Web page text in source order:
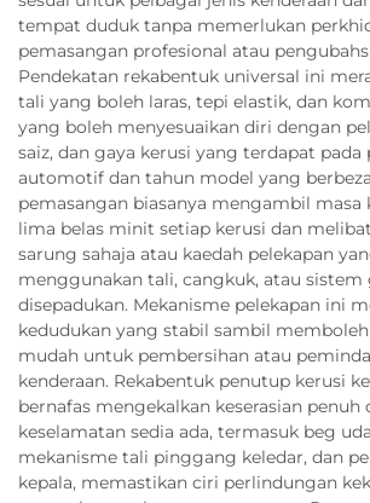
tempat duduk tanpa memerlukan
pemasangan profesional atau
Pendekatan rekabentuk universal ini
tali yang boleh laras, tepi elastik, dan
yang boleh menyesuaikan diri dengan
saiz, dan gaya kerusi yang terdapat pada
automotif dan tahun model yang
pemasangan biasanya mengambil masa
lima belas minit setiap kerusi dan
sarung sahaja atau kaedah pelekapan
menggunakan tali, cangkuk, atau sistem
disepadukan. Mekanisme pelekapan ini
kedudukan yang stabil sambil
mudah untuk pembersihan atau
kenderaan. Rekabentuk penutup kerusi
bernafas mengekalkan keserasian penuh
keselamatan sedia ada, termasuk beg
mekanisme tali pinggang keledar, dan
kepala, memastikan ciri perlindungan